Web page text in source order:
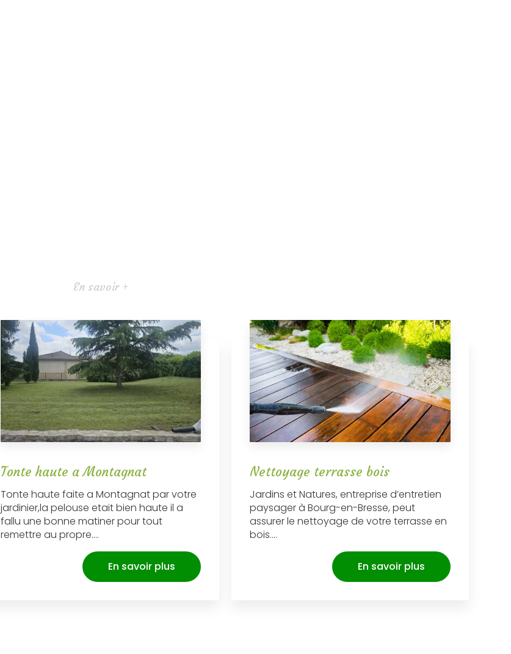
En savoir +
Tonte haute a Montagnat
Tonte haute faite a Montagnat par votre
jardinier,la pelouse etait bien haute il a
fallu une bonne matiner pour tout
remettre au propre....
En savoir plus
Nettoyage terrasse bois
Jardins et Natures, entreprise d’entretien
paysager à Bourg-en-Bresse, peut
assurer le nettoyage de votre terrasse en
bois....
En savoir plus